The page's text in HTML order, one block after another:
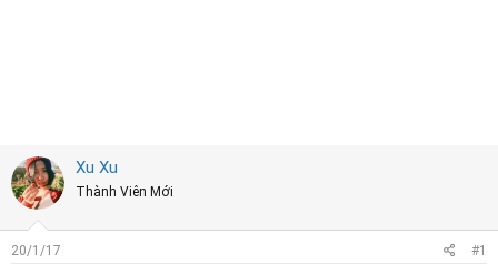
Xu Xu
Thành Viên Mới
20/1/17 #1